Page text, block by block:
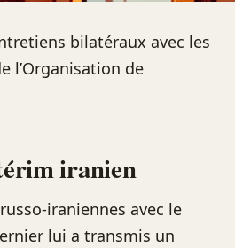
bilatéraux avec les
l’Organisation de
iranien
iraniennes avec le
lui a transmis un